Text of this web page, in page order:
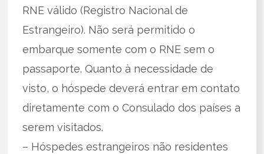
RNE válido (Registro Nacional de
Estrangeiro). Não será permitido o
embarque somente com o RNE sem o
passaporte. Quanto à necessidade de
visto, o hóspede deverá entrar em contato
diretamente com o Consulado dos países a
serem visitados.
– Hóspedes estrangeiros não residentes